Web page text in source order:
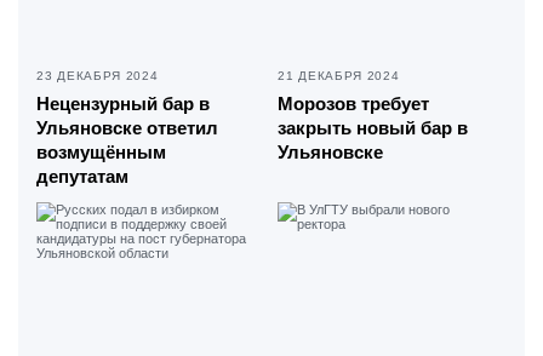
23 ДЕКАБРЯ 2024
Нецензурный бар в
Ульяновске ответил
возмущённым
депутатам
21 ДЕКАБРЯ 2024
Морозов требует
закрыть новый бар в
Ульяновске